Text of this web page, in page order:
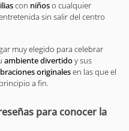
con niñoso cualquier
sin salir del centro
muy elegido para celebrar
ambiente divertidoy sus
originalesen las que el
a fin.
para conocer la